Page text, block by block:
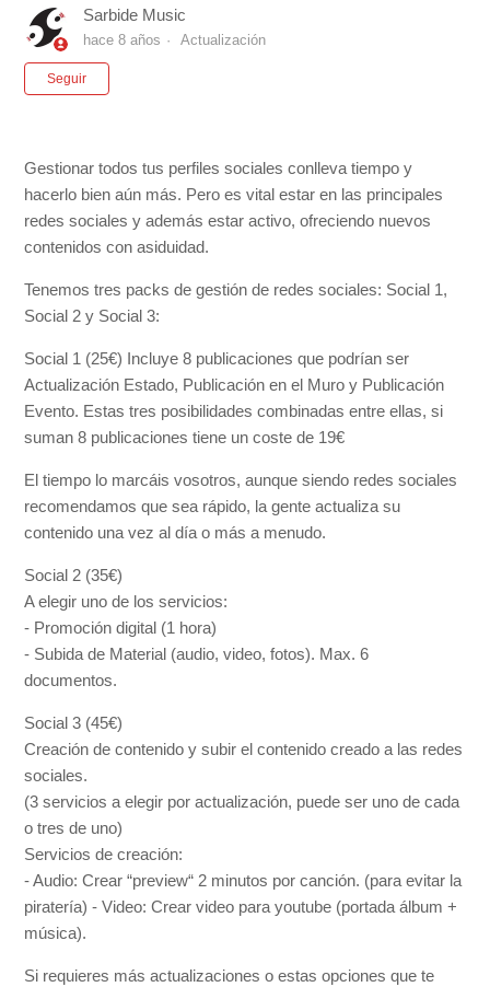
Sarbide Music
hace 8 años Actualización
Seguir
Gestionar todos tus perfiles sociales conlleva tiempo y
hacerlo bien aún más. Pero es vital estar en las principales
redes sociales y además estar activo, ofreciendo nuevos
contenidos con asiduidad.
Tenemos tres packs de gestión de redes sociales: Social 1,
Social 2 y Social 3:
Social 1 (25€) Incluye 8 publicaciones que podrían ser
Actualización Estado, Publicación en el Muro y Publicación
Evento. Estas tres posibilidades combinadas entre ellas, si
suman 8 publicaciones tiene un coste de 19€
El tiempo lo marcáis vosotros, aunque siendo redes sociales
recomendamos que sea rápido, la gente actualiza su
contenido una vez al día o más a menudo.
Social 2 (35€)
A elegir uno de los servicios:
- Promoción digital (1 hora)
- Subida de Material (audio, video, fotos). Max. 6
documentos.
Social 3 (45€)
Creación de contenido y subir el contenido creado a las redes
sociales.
(3 servicios a elegir por actualización, puede ser uno de cada
o tres de uno)
Servicios de creación:
- Audio: Crear “preview“ 2 minutos por canción. (para evitar la
piratería) - Video: Crear video para youtube (portada álbum +
música).
Si requieres más actualizaciones o estas opciones que te